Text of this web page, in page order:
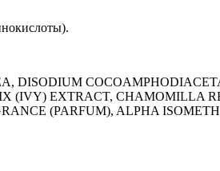
DISODIUM
EXTRACT, CHAMOMILLA
(PARFUM), ALPHA